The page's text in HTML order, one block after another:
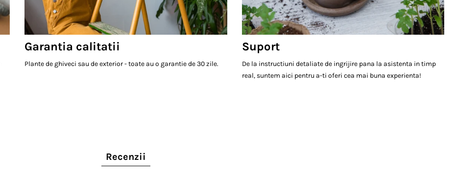
Garantia calitatii
Plante de ghiveci sau de exterior - toate au o garantie de 30 zile.
Suport
De la instructiuni detaliate de ingrijire pana la asistenta in timp
real, suntem aici pentru a-ti oferi cea mai buna experienta!
Recenzii